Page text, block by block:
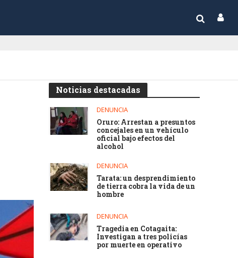
Noticias destacadas
DENUNCIA
Oruro: Arrestan a presuntos
concejales en un vehículo
oficial bajo efectos del
alcohol
DENUNCIA
Tarata: un desprendimiento
de tierra cobra la vida de un
hombre
DENUNCIA
Tragedia en Cotagaita:
Investigan a tres policías
por muerte en operativo